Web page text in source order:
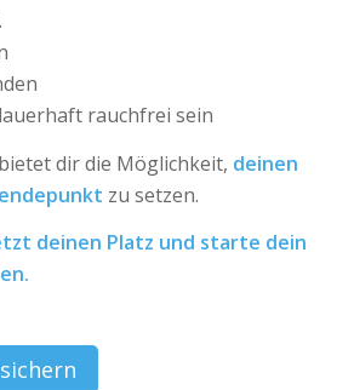
rauchfrei sein
dir die Möglichkeit, deinen
zu setzen.
deinen Platz und starte dein